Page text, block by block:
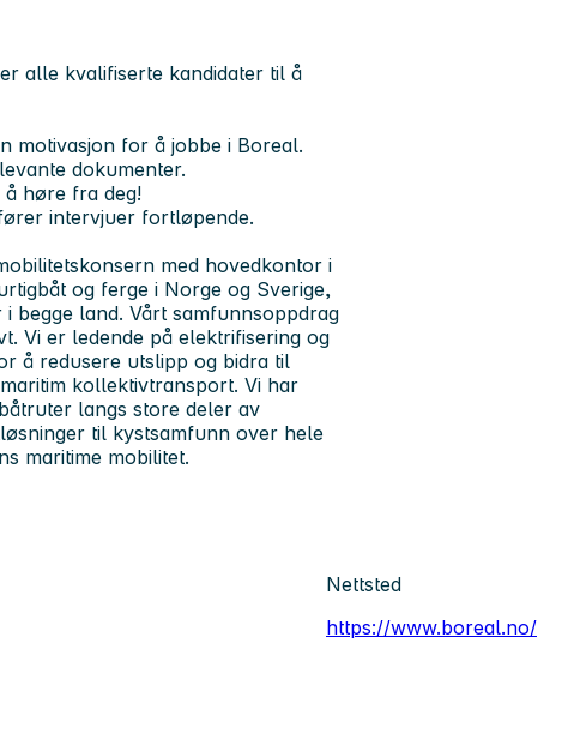
alle kvalifiserte kandidater til å
motivasjon for å jobbe i Boreal.
dokumenter.
høre fra deg!
intervjuer fortløpende.
med hovedkontor i
og ferge i Norge og Sverige,
begge land. Vårt samfunnsoppdrag
Vi er ledende på elektrifisering og
å redusere utslipp og bidra til
kollektivtransport. Vi har
langs store deler av
til kystsamfunn over hele
maritime mobilitet.
Nettsted
https://www.boreal.no/